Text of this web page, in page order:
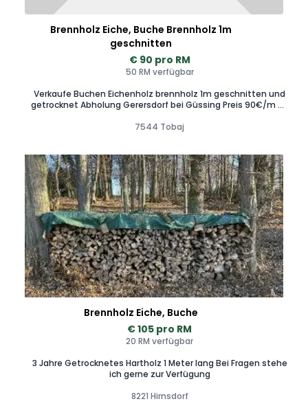
Brennholz Eiche, Buche Brennholz 1m
geschnitten
€ 90 pro RM
50 RM verfügbar
Verkaufe Buchen Eichenholz brennholz 1m geschnitten und
getrocknet Abholung Gerersdorf bei Güssing Preis 90€/m es
0.6.6.4.9.3.1.1.2.7.9.
7544 Tobaj
Brennholz Eiche, Buche
€ 105 pro RM
20 RM verfügbar
3 Jahre Getrocknetes Hartholz 1 Meter lang Bei Fragen stehe
ich gerne zur Verfügung
8221 Hirnsdorf